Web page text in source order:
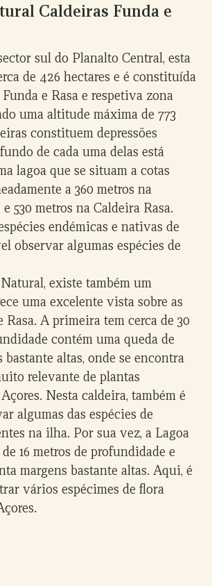
Caldeiras Funda e
sul do Planalto Central, esta
de 426 hectares e é constituída
e Rasa e respetiva zona
uma altitude máxima de 773
constituem depressões
de cada uma delas está
lagoa que se situam a cotas
a 360 metros na
530 metros na Caldeira Rasa.
endémicas e nativas de
observar algumas espécies de
existe também um
uma excelente vista sobre as
Rasa. A primeira tem cerca de 30
contém uma queda de
bastante altas, onde se encontra
relevante de plantas
Nesta caldeira, também é
algumas das espécies de
na ilha. Por sua vez, a Lagoa
16 metros de profundidade e
margens bastante altas. Aqui, é
vários espécimes de flora